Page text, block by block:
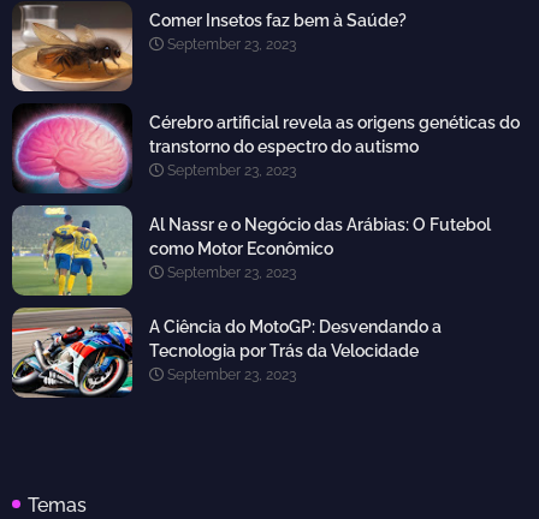
Comer Insetos faz bem à Saúde?
September 23, 2023
Cérebro artificial revela as origens genéticas do
transtorno do espectro do autismo
September 23, 2023
Al Nassr e o Negócio das Arábias: O Futebol
como Motor Econômico
September 23, 2023
A Ciência do MotoGP: Desvendando a
Tecnologia por Trás da Velocidade
September 23, 2023
Temas